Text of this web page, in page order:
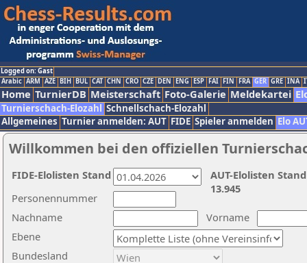
Logged on: Gast
Arabic ARM AZE BIH BUL CAT CHN CRO CZE DEN ENG ESP FAI FIN FRA GER GRE INA
Home TurnierDB Meisterschaft Foto-Galerie Meldekartei
Turnierschach-Elozahl Schnellschach-Elozahl
Allgemeines Turnier anmelden: AUT FIDE Spieler anmelden Elo
Willkommen bei den offiziellen
Nachname
Vorname
Ebene
Personennummer
Bundesland
AUT-Elolisten
13.945
FIDE-Elolisten Stand